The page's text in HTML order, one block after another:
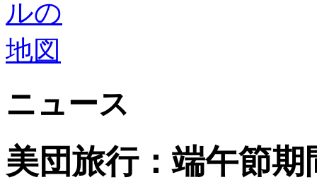
ニュース
美団旅行：端午節